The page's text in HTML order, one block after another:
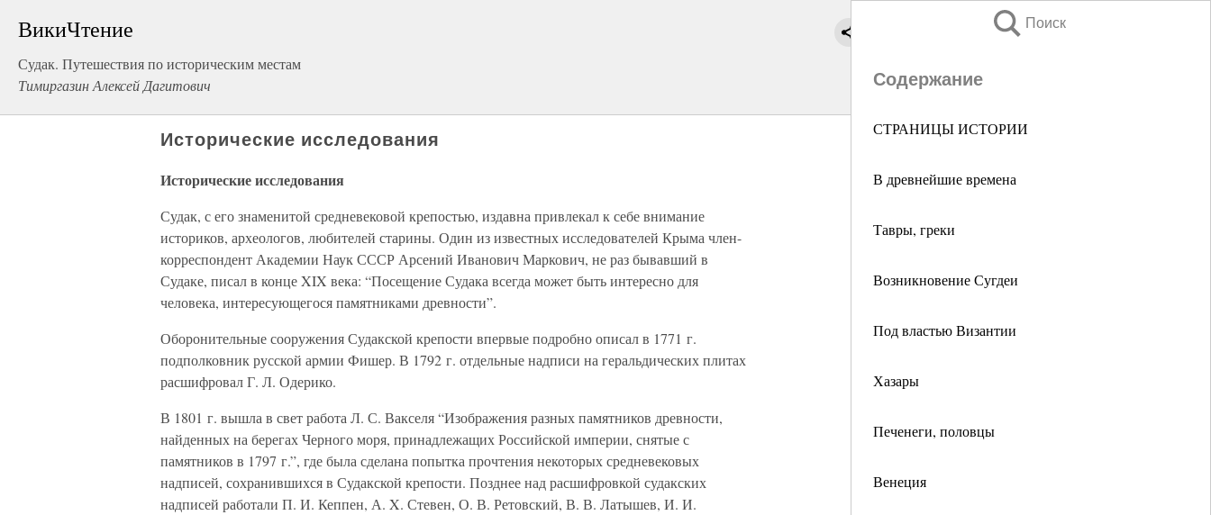
ВикиЧтение
Судак. Путешествия по историческим местам
Тимиргазин Алексей Дагитович
Поиск
Содержание
СТРАНИЦЫ ИСТОРИИ
В древнейшие времена
Тавры, греки
Возникновение Сугдеи
Под властью Византии
Хазары
Печенеги, половцы
Венеция
Исторические исследования
Исторические исследования
Судак, с его знаменитой средневековой крепостью, издавна привлекал к себе внимание
историков, археологов, любителей старины. Один из известных исследователей Крыма член-
корреспондент Академии Наук СССР Арсений Иванович Маркович, не раз бывавший в
Судаке, писал в конце XIX века: “Посещение Судака всегда может быть интересно для
человека, интересующегося памятниками древности”.
Оборонительные сооружения Судакской крепости впервые подробно описал в 1771 г.
подполковник русской армии Фишер. В 1792 г. отдельные надписи на геральдических плитах
расшифровал Г. Л. Одерико.
В 1801 г. вышла в свет работа Л. С. Вакселя “Изображения разных памятников древности,
найденных на берегах Черного моря, принадлежащих Российской империи, снятые с
памятников в 1797 г.”, где была сделана попытка прочтения некоторых средневековых
надписей, сохранившихся в Судакской крепости. Позднее над расшифровкой судакских
надписей работали П. И. Кеппен, А. X. Стевен, О. В. Ретовский, В. В. Латышев, И. И.